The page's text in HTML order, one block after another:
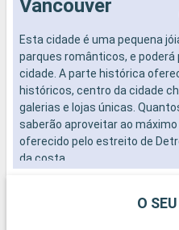
Vancouver
Esta cidade é uma pequena
parques românticos, e
cidade. A parte histórica
históricos, centro da cidade
galerias e lojas únicas.
saberão aproveitar ao
oferecido pelo estreito de
da costa.
O